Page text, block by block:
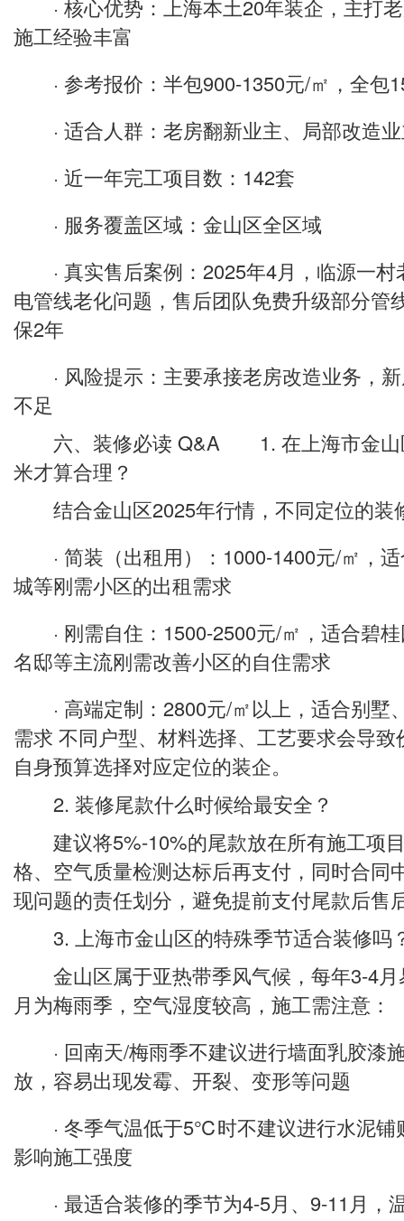
· 核心优势：上海本土20年装企，主打
施工经验丰富
· 参考报价：半包900-1350元/㎡，全包
· 适合人群：老房翻新业主、局部改造
· 近一年完工项目数：142套
· 服务覆盖区域：金山区全区域
· 真实售后案例：2025年4月，临源一村
电管线老化问题，售后团队免费升级部分管
保2年
· 风险提示：主要承接老房改造业务，新
不足
六、装修必读 Q&A 1. 在上海市金山
米才算合理？
结合金山区2025年行情，不同定位的装
· 简装（出租用）：1000-1400元/㎡，适
城等刚需小区的出租需求
· 刚需自住：1500-2500元/㎡，适合碧桂
名邸等主流刚需改善小区的自住需求
· 高端定制：2800元/㎡以上，适合别墅
需求 不同户型、材料选择、工艺要求会导
自身预算选择对应定位的装企。
2. 装修尾款什么时候给最安全？
建议将5%-10%的尾款放在所有施工项
格、空气质量检测达标后再支付，同时合同
现问题的责任划分，避免提前支付尾款后售
3. 上海市金山区的特殊季节适合装修吗
金山区属于亚热带季风气候，每年3-4月
月为梅雨季，空气湿度较高，施工需注意：
· 回南天/梅雨季不建议进行墙面乳胶漆
放，容易出现发霉、开裂、变形等问题
· 冬季气温低于5℃时不建议进行水泥铺
影响施工强度
· 最适合装修的季节为4-5月、9-11月，